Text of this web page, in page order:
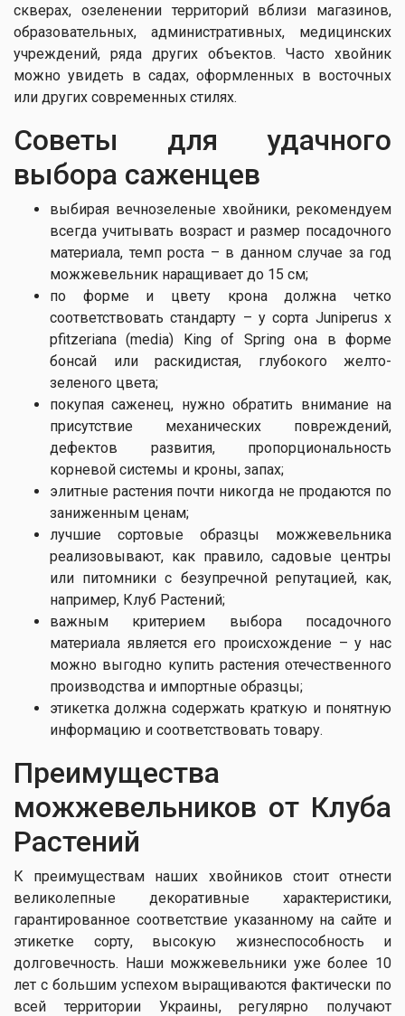
скверах, озеленении территорий вблизи магазинов,
образовательных, административных, медицинских
учреждений, ряда других объектов. Часто хвойник
можно увидеть в садах, оформленных в восточных
или других современных стилях.
Советы для удачного
выбора саженцев
выбирая вечнозеленые хвойники, рекомендуем
всегда учитывать возраст и размер посадочного
материала, темп роста – в данном случае за год
можжевельник наращивает до 15 см;
по форме и цвету крона должна четко
соответствовать стандарту – у сорта Juniperus x
pfitzeriana (media) King of Spring она в форме
бонсай или раскидистая, глубокого желто-
зеленого цвета;
покупая саженец, нужно обратить внимание на
присутствие механических повреждений,
дефектов развития, пропорциональность
корневой системы и кроны, запах;
элитные растения почти никогда не продаются по
заниженным ценам;
лучшие сортовые образцы можжевельника
реализовывают, как правило, садовые центры
или питомники с безупречной репутацией, как,
например, Клуб Растений;
важным критерием выбора посадочного
материала является его происхождение – у нас
можно выгодно купить растения отечественного
производства и импортные образцы;
этикетка должна содержать краткую и понятную
информацию и соответствовать товару.
Преимущества
можжевельников от Клуба
Растений
К преимуществам наших хвойников стоит отнести
великолепные декоративные характеристики,
гарантированное соответствие указанному на сайте и
этикетке сорту, высокую жизнеспособность и
долговечность. Наши можжевельники уже более 10
лет с большим успехом выращиваются фактически по
всей территории Украины, регулярно получают